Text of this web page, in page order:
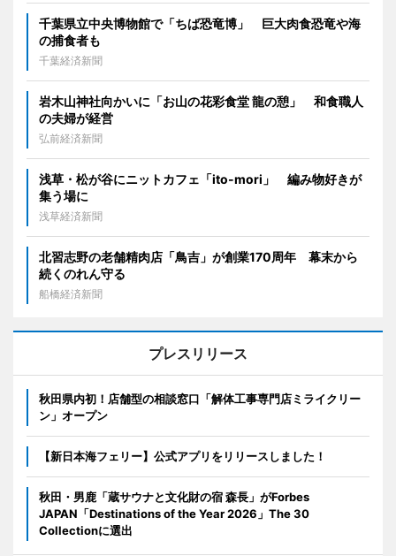
千葉県立中央博物館で「ちば恐竜博」 巨大肉食恐竜や海
の捕食者も
千葉経済新聞
岩木山神社向かいに「お山の花彩食堂 龍の憩」 和食職人
の夫婦が経営
弘前経済新聞
浅草・松が谷にニットカフェ「ito-mori」 編み物好きが
集う場に
浅草経済新聞
北習志野の老舗精肉店「鳥吉」が創業170周年 幕末から
続くのれん守る
船橋経済新聞
プレスリリース
秋田県内初！店舗型の相談窓口「解体工事専門店ミライクリー
ン」オープン
【新日本海フェリー】公式アプリをリリースしました！
秋田・男鹿「蔵サウナと文化財の宿 森長」がForbes
JAPAN「Destinations of the Year 2026」The 30
Collectionに選出